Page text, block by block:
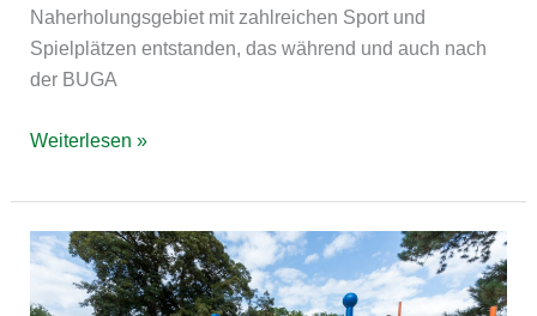
Naherholungsgebiet mit zahlreichen Sport und
Spielplätzen entstanden, das während und auch nach
der BUGA
Weiterlesen »
Erfurt
BELLA